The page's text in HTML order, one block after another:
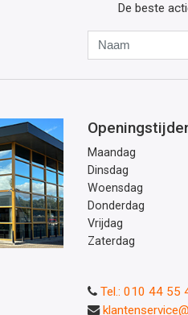
De beste
Maandag
Dinsdag
Woensdag
Donderdag
Vrijdag
Zaterdag
Tel.: 010 44 55